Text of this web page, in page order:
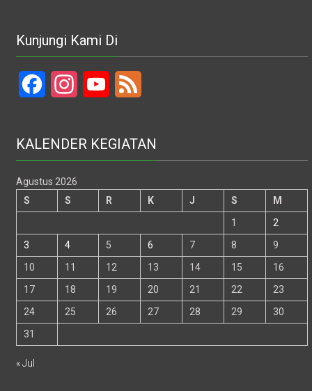
Kunjungi Kami Di
FacebookInstagramYouTube
KALENDER KEGIATAN
Agustus 2026
S
S R K J S
M
1
2
3
4 5 6 7 8
9
10
11 12 13 14 15
16
17
18 19 20 21 22
23
24
25 26 27 28 29
30
31
« Jul